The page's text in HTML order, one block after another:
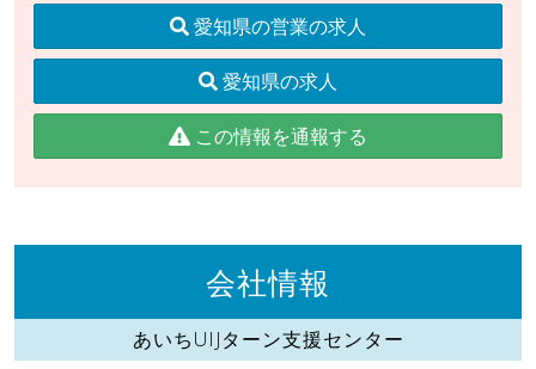
愛知県の営業の求人
愛知県の求人
この情報を通報する
会社情報
あいちUIJターン支援センター